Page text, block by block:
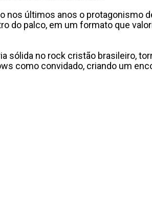
nos últimos anos o protagonismo
do palco, em um formato que
sólida no rock cristão brasileiro,
como convidado, criando um